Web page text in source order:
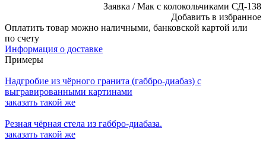
Заявка / Мак с колокольчиками СД-138
Добавить в избранное
Оплатить товар можно наличными, банковской картой или
по счету
Информация о доставке
Примеры
Надгробие из чёрного гранита (габбро-диабаз) с
выгравированными картинами
заказать такой же
Резная чёрная стела из габбро-диабаза.
заказать такой же